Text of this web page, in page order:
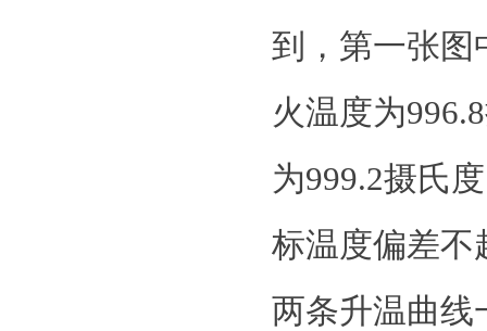
到，第一张图
火温度为
为999.2摄氏
标温度偏差不
两条升温曲线